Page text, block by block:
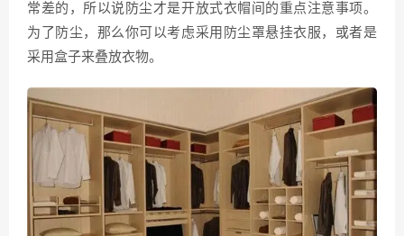
常差的，所以说防尘才是开放式衣帽间的重点注意事项。
为了防尘，那么你可以考虑采用防尘罩悬挂衣服，或者是
采用盒子来叠放衣物。